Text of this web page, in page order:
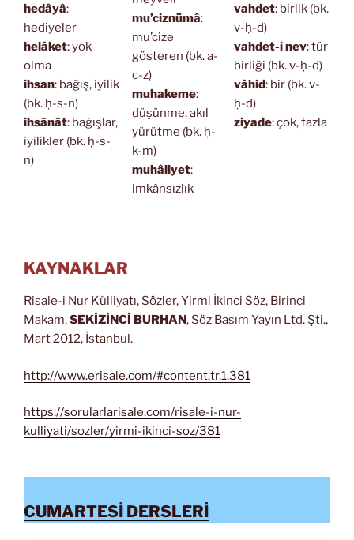
hedâyâ:
hediyeler
helâket: yok
olma
ihsan: bağış, iyilik
(bk. ḥ-s-n)
ihsânât: bağışlar,
iyilikler (bk. ḥ-s-
n)
mu’ciznümâ:
mu’cize
gösteren (bk. a-
c-z)
muhakeme:
düşünme, akıl
yürütme (bk. ḥ-
k-m)
muhâliyet:
imkânsızlık
vahdet: birlik (bk.
v-ḥ-d)
vahdet-i nev: tür
birliği (bk. v-ḥ-d)
vâhid: bir (bk. v-
ḥ-d)
ziyade: çok, fazla
KAYNAKLAR
Risale-i Nur Külliyatı, Sözler, Yirmi İkinci Söz, Birinci
Makam,SEKİZİNCİ BURHAN, Söz Basım Yayın Ltd. Şti.,
Mart 2012, İstanbul.
http://www.erisale.com/#content.tr.1.381
https://sorularlarisale.com/risale-i-nur-
kulliyati/sozler/yirmi-ikinci-soz/381
CUMARTESİ DERSLERİ